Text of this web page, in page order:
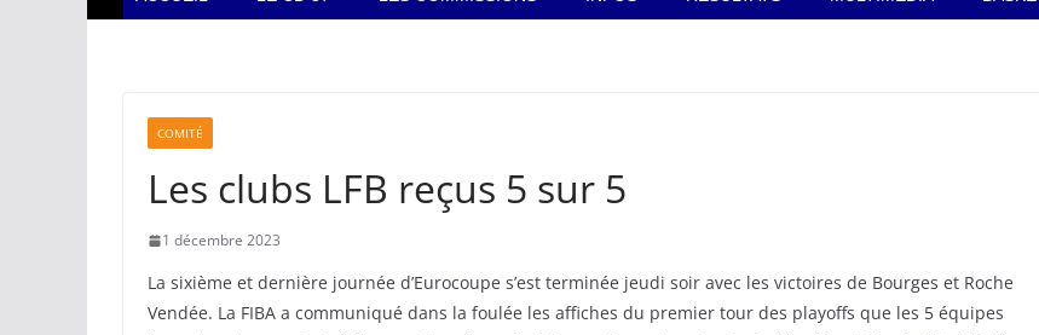
COMITÉ
Les clubs LFB reçus 5 sur 5
1 décembre 2023
La sixième et dernière journée d’Eurocoupe s’est terminée jeudi soir avec les victoires de Bourges et Roche
Vendée. La FIBA a communiqué dans la foulée les affiches du premier tour des playoffs que les 5 équipes